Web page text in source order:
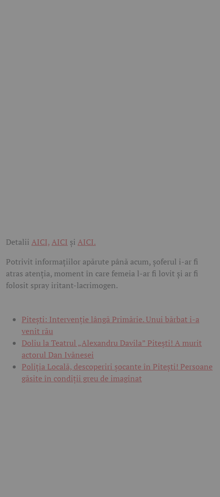
Detalii AICI,AICI și AICI.
Potrivit informațiilor apărute până acum, șoferul i-ar fi
atras atenția, moment în care femeia l-ar fi lovit și ar fi
folosit spray iritant-lacrimogen.
Pitești: Intervenție lângă Primărie. Unui bărbat i-a
venit rău
Doliu la Teatrul „Alexandru Davila” Pitești! A murit
actorul Dan Ivănesei
Poliția Locală, descoperiri șocante în Pitești! Persoane
găsite în condiții greu de imaginat